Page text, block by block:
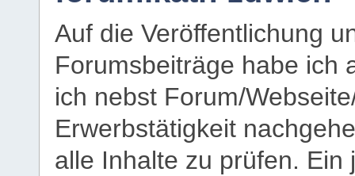
Auf die Veröffentlichung
Forumsbeiträge habe ich
ich nebst Forum/
Erwerbstätigkeit
alle Inhalte zu prüfen.